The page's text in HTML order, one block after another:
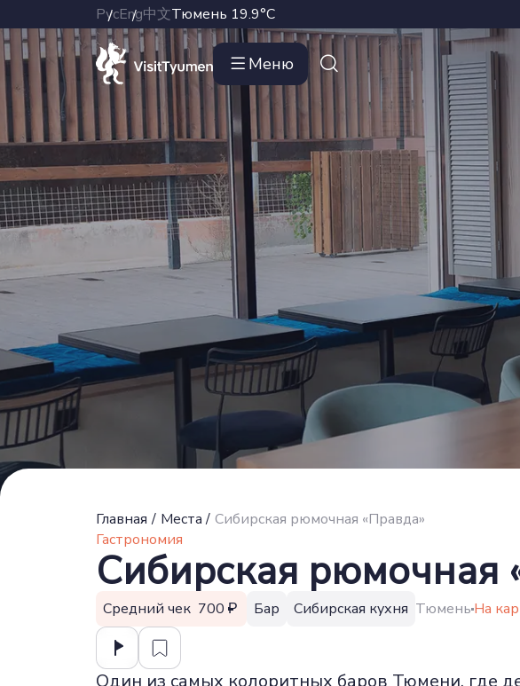
РусEng中文Тюмень 19.9°C
Меню
Главная / Места / Сибирская рюмочная «Правда»
Гастрономия
Сибирская рюмочная
Средний чек 700 Бар Сибирская кухня ТюменьНа
Один из самых колоритных баров Тюмени, где